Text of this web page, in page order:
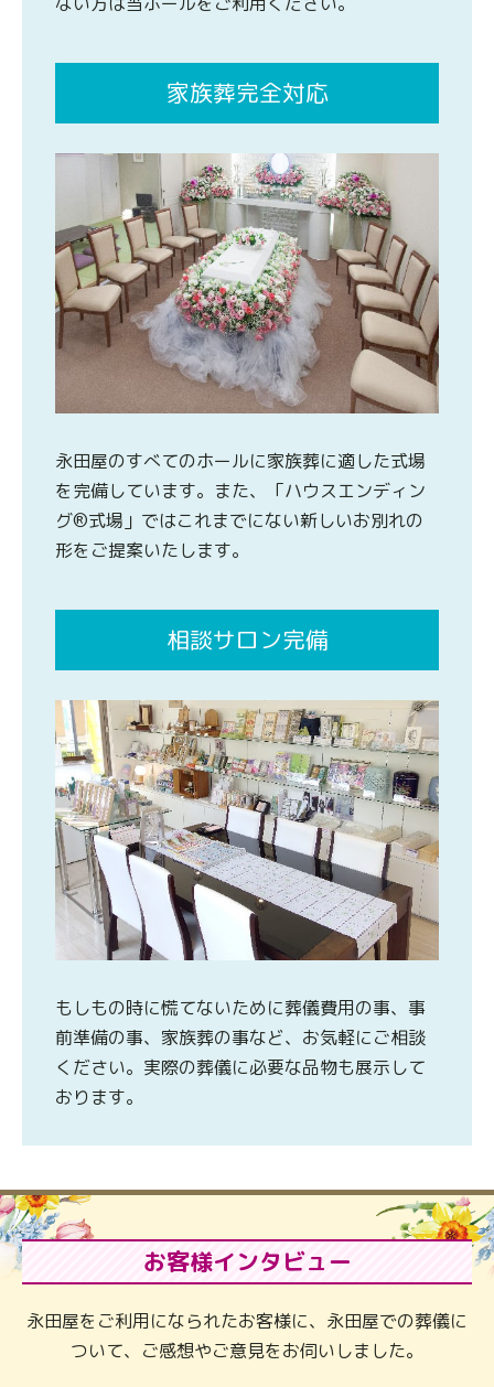
家族葬完全対応
永田屋のすべてのホールに家族葬に適した式場
を完備しています。また、「ハウスエンディン
グ®式場」ではこれまでにない新しいお別れの
形をご提案いたします。
相談サロン完備
もしもの時に慌てないために葬儀費用の事、事
前準備の事、家族葬の事など、お気軽にご相談
ください。実際の葬儀に必要な品物も展示して
おります。
お客様インタビュー
永田屋をご利用になられたお客様に、永田屋での葬儀に
ついて、ご感想やご意見をお伺いしました。